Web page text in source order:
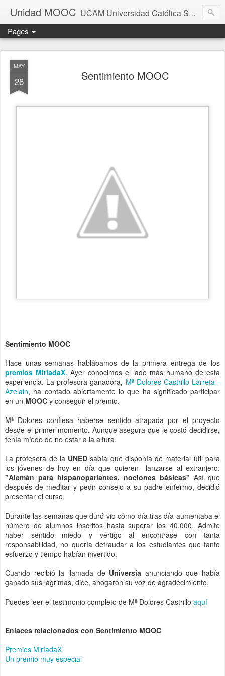
Unidad MOOC UCAM Universidad Católica San Antonio Murcia
Pages
MAY
28 Sentimiento MOOC
Sentimiento MOOC
Hace unas semanas hablábamos de la primera entrega de los
premios MiríadaX. Ayer conocimos el lado más humano de esta
experiencia. La profesora ganadora, Mª Dolores Castrillo Larreta -
Azelain, ha contado abiertamente lo que ha significado participar
en un MOOC y conseguir el premio.
Mª Dolores confiesa haberse sentido atrapada por el proyecto
desde el primer momento. Aunque asegura que le costó decidirse,
tenía miedo de no estar a la altura.
La profesora de la UNED sabía que disponía de material útil para
los jóvenes de hoy en día que quieren lanzarse al extranjero:
"Alemán para hispanoparlantes, nociones básicas" Así que
después de meditar y pedir consejo a su padre enfermo, decidió
presentar el curso.
Durante las semanas que duró vio cómo día tras día aumentaba el
número de alumnos inscritos hasta superar los 40.000. Admite
haber sentido miedo y vértigo al encontrase con tanta
responsabilidad, no quería defraudar a los estudiantes que tanto
esfuerzo y tiempo habían invertido.
Cuando recibió la llamada de Universia anunciando que había
ganado sus lágrimas, dice, ahogaron su voz de agradecimiento.
Puedes leer el testimonio completo de Mª Dolores Castrillo aquí
Enlaces relacionados con Sentimiento MOOC
Premios MiríadaX
Un premio muy especial